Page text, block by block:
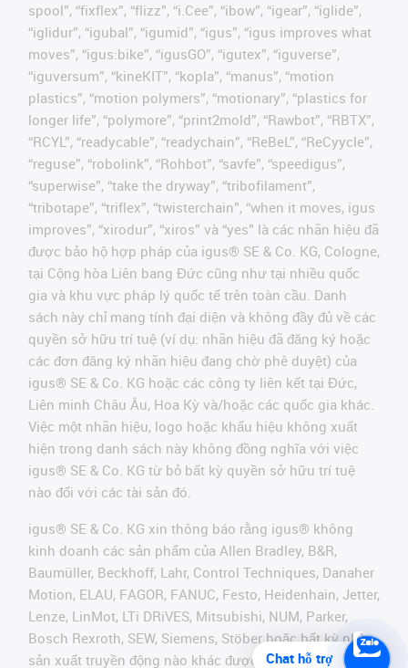
spool”, “fixflex”, “flizz”, “i.Cee”, “ibow”, “igear”, “iglide”,
“iglidur”, “igubal”, “igumid”, “igus”, “igus improves what
moves”, “igus:bike”, “igusGO”, “igutex”, “iguverse”,
“iguversum”, “kineKIT”, “kopla”, “manus”, “motion
plastics”, “motion polymers”, “motionary”, “plastics for
longer life”, “polymore”, “print2mold”, “Rawbot”, “RBTX”,
“RCYL”, “readycable”, “readychain”, “ReBeL”, “ReCyycle”,
“reguse”, “robolink”, “Rohbot”, “savfe”, “speedigus”,
“superwise”, “take the dryway”, “tribofilament”,
“tribotape”, “triflex”, “twisterchain”, “when it moves, igus
improves”, “xirodur”, “xiros” và “yes” là các nhãn hiệu đã
được bảo hộ hợp pháp của igus® SE & Co. KG, Cologne,
tại Cộng hòa Liên bang Đức cũng như tại nhiều quốc
gia và khu vực pháp lý quốc tế trên toàn cầu. Danh
sách này chỉ mang tính đại diện và không đầy đủ về các
quyền sở hữu trí tuệ (ví dụ: nhãn hiệu đã đăng ký hoặc
các đơn đăng ký nhãn hiệu đang chờ phê duyệt) của
igus® SE & Co. KG hoặc các công ty liên kết tại Đức,
Liên minh Châu Âu, Hoa Kỳ và/hoặc các quốc gia khác.
Việc một nhãn hiệu, logo hoặc khẩu hiệu không xuất
hiện trong danh sách này không đồng nghĩa với việc
igus® SE & Co. KG từ bỏ bất kỳ quyền sở hữu trí tuệ
nào đối với các tài sản đó.
igus® SE & Co. KG xin thông báo rằng igus® không
kinh doanh các sản phẩm của Allen Bradley, B&R,
Baumüller, Beckhoff, Lahr, Control Techniques, Danaher
Motion, ELAU, FAGOR, FANUC, Festo, Heidenhain, Jetter,
Lenze, LinMot, LTi DRiVES, Mitsubishi, NUM, Parker,
Bosch Rexroth, SEW, Siemens, Stöber hoặc bất kỳ nhà
sản xuất truyền động nào khác được đề cập trên
Chat hỗ trợ